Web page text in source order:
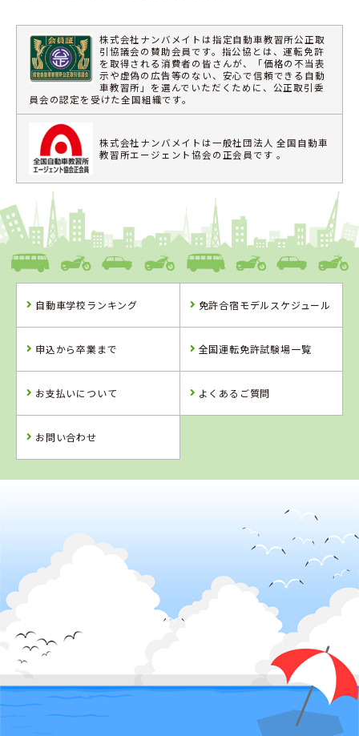
株式会社ナンバメイトは指定自動車教習所公正取
引協議会の賛助会員です。指公協とは、運転免許
を取得される消費者の皆さんが、「価格の不当表
示や虚偽の広告等のない、安心で信頼できる自動
車教習所」を選んでいただくために、公正取引委
員会の認定を受けた全国組織です。
株式会社ナンバメイトは一般社団法人 全国自動車
教習所エージェント協会の正会員です 。
自動車学校ランキング 免許合宿モデルスケジュール
申込から卒業まで 全国運転免許試験場一覧
お支払いについて よくあるご質問
お問い合わせ